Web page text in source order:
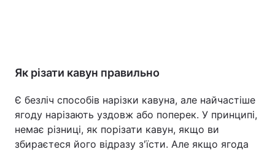
Як різати кавун правильно
Є безліч способів нарізки кавуна, але найчастіше
ягоду нарізають уздовж або поперек. У принципі,
немає різниці, як порізати кавун, якщо ви
збираєтеся його відразу з'їсти. Але якщо ягода